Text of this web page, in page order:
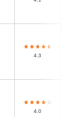
4.3
4.0